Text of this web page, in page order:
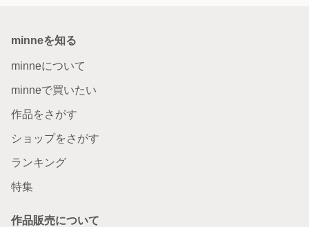
minneを知る
minneについて
minneで買いたい
作品をさがす
ショップをさがす
ランキング
特集
作品販売について